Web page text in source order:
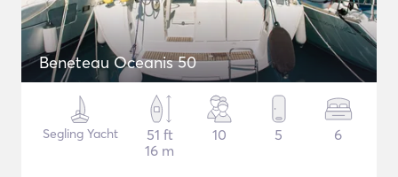
Beneteau Oceanis 50
Segling Yacht
51 ft
16 m
10 5 6